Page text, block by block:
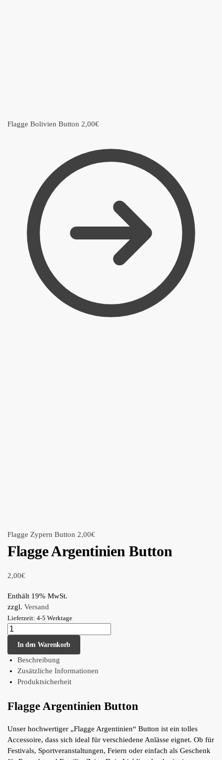
Flagge Bolivien Button 2,00€
Flagge Zypern Button 2,00€
Flagge Argentinien Button
2,00€
Enthält 19% MwSt.
zzgl. Versand
Lieferzeit: 4-5 Werktage
In den Warenkorb
Beschreibung
Zusätzliche Informationen
Produktsicherheit
Flagge Argentinien Button
Unser hochwertiger „Flagge Argentinien“ Button ist ein tolles
Accessoire, dass sich ideal für verschiedene Anlässe eignet. Ob für
Festivals, Sportveranstaltungen, Feiern oder einfach als Geschenk